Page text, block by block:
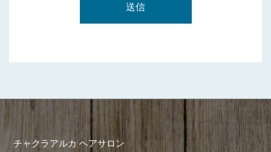
チャクラアルカ ヘアサロン